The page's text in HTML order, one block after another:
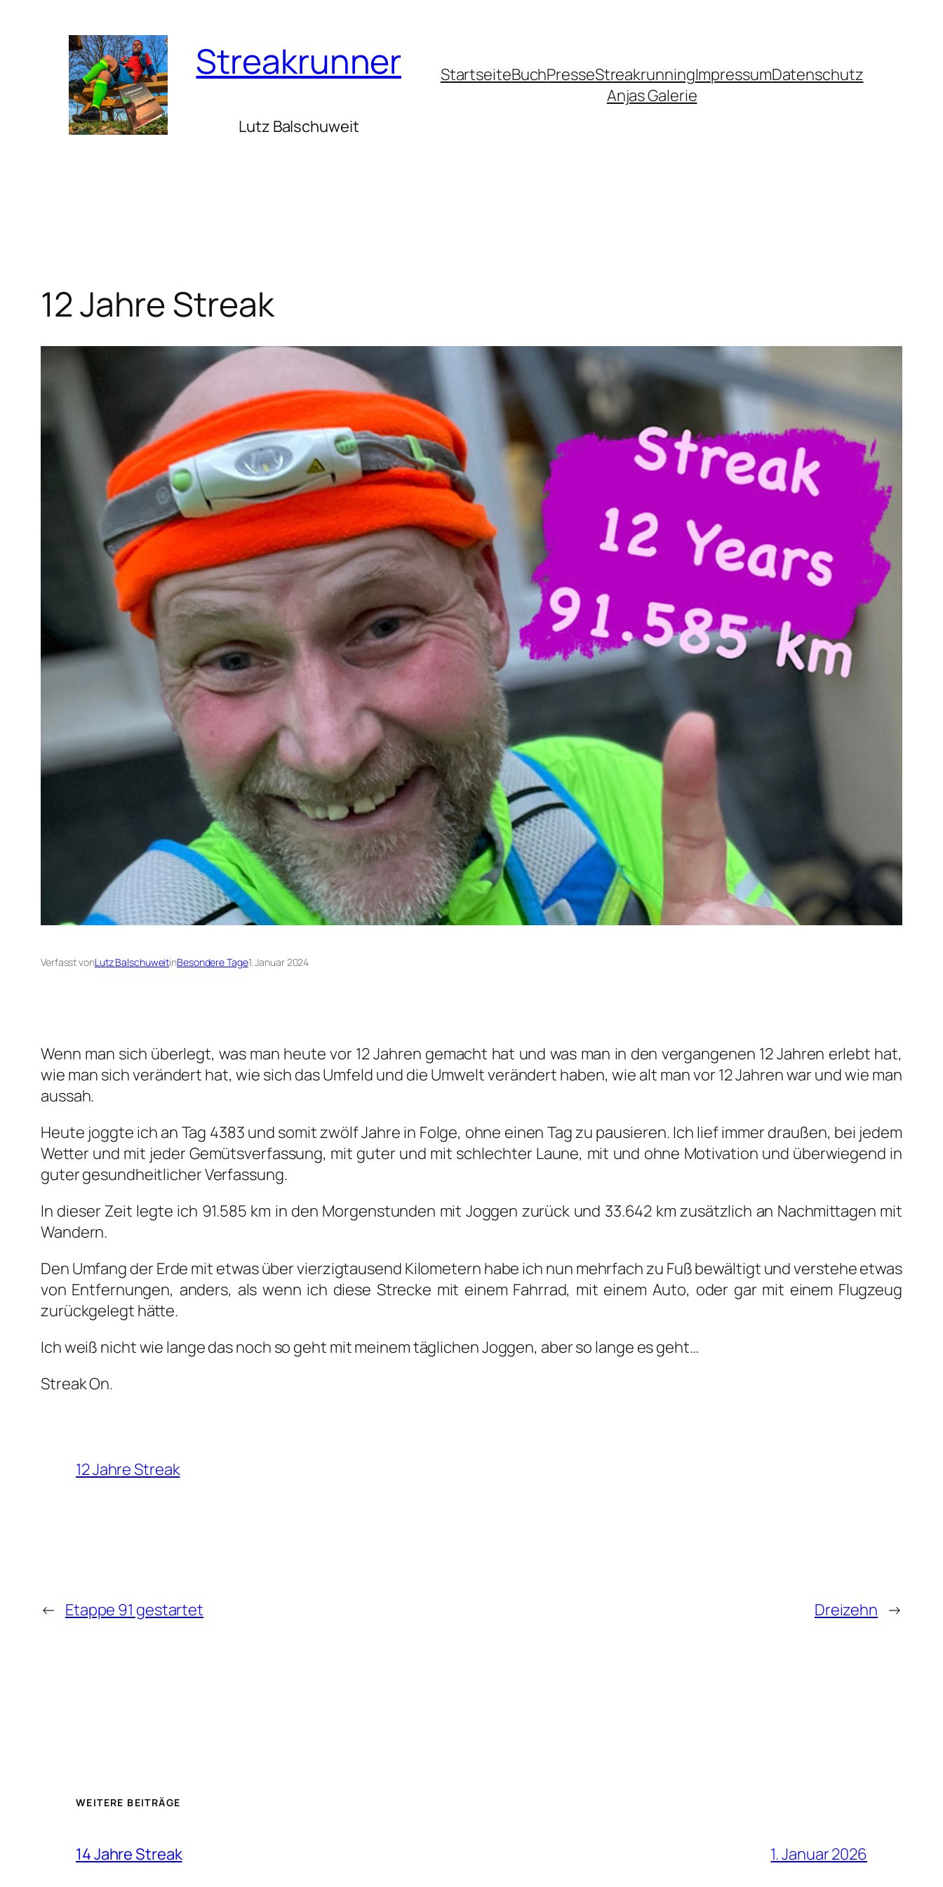
Streakrunner
Lutz Balschuweit
StartseiteBuchPresseStreakrunningImpressumDatenschutz
Anjas Galerie
12 Jahre Streak
Verfasst vonLutz BalschuweitinBesondere Tage1. Januar 2024
Wenn man sich über­legt, was man heu­te vor 12 Jah­ren gemacht hat und was man in den ver­gan­ge­nen 12 Jah­ren erlebt hat,
wie man sich ver­än­dert hat, wie sich das Umfeld und die Umwelt ver­än­dert haben, wie alt man vor 12 Jah­ren war und wie man
aus­sah.
Heu­te jogg­te ich an Tag 4383 und somit zwölf Jah­re in Fol­ge, ohne einen Tag zu pau­sie­ren. Ich lief immer drau­ßen, bei jedem
Wet­ter und mit jeder Gemüts­ver­fas­sung, mit guter und mit schlech­ter Lau­ne, mit und ohne Moti­va­ti­on und über­wie­gend in
guter gesund­heit­li­cher Ver­fas­sung.
In die­ser Zeit leg­te ich 91.585 km in den Mor­gen­stun­den mit Jog­gen zurück und 33.642 km zusätz­lich an Nach­mit­ta­gen mit
Wan­dern.
Den Umfang der Erde mit etwas über vier­zig­tau­send Kilo­me­tern habe ich nun mehr­fach zu Fuß bewäl­tigt und ver­ste­he etwas
von Ent­fer­nun­gen, anders, als wenn ich die­se Stre­cke mit einem Fahr­rad, mit einem Auto, oder gar mit einem Flug­zeug
zurück­ge­legt hät­te.
Ich weiß nicht wie lan­ge das noch so geht mit mei­nem täg­li­chen Jog­gen, aber so lan­ge es geht…
Streak On.
12 Jahre Streak
← Etappe 91 gestartet Dreizehn →
WEITERE BEITRÄGE
14 Jahre Streak 1. Januar 2026